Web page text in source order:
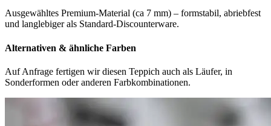
Ausgewähltes Premium-Material (ca 7 mm) – formstabil, abriebfest
und langlebiger als Standard-Discounterware.
Alternativen & ähnliche Farben
Auf Anfrage fertigen wir diesen Teppich auch als Läufer, in
Sonderformen oder anderen Farbkombinationen.